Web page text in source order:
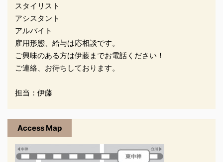
スタイリスト
アシスタント
アルバイト
雇用形態、給与は応相談です。
ご興味のある方は伊藤までお電話ください！
ご連絡、お待ちしております。
担当：伊藤
Access Map